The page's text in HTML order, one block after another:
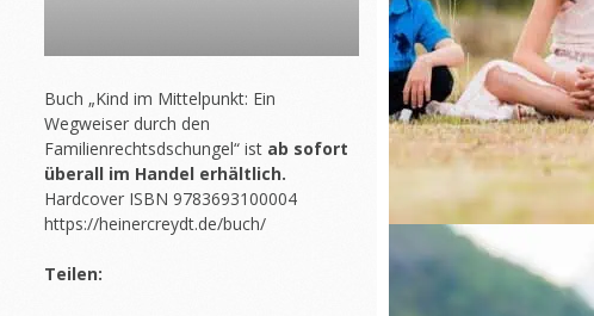
Buch „Kind im Mittelpunkt: Ein
Wegweiser durch den
Familienrechtsdschungel“ ist ab sofort
überall im Handel erhältlich.
Hardcover ISBN 9783693100004
https://heinercreydt.de/buch/
Teilen: